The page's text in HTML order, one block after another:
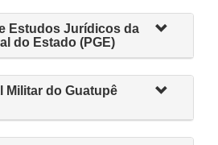
Estudos Jurídicos da
do Estado (PGE)
Militar do Guatupê